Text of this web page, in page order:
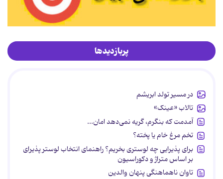
پربازدیدها
در مسیر تولد ابریشم
تالاب «عینک»
آمدمت که بنگرم، گریه نمی‌دهد امان...
تخم مرغ خام یا پخته؟
برای پذیرایی چه لوستری بخریم؟ راهنمای انتخاب لوستر پذیرای
بر اساس متراژ و دکوراسیون
تاوان ناهماهنگی پنهان والدین